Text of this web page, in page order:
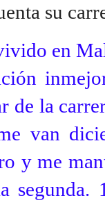
su
en
de la
van
y me